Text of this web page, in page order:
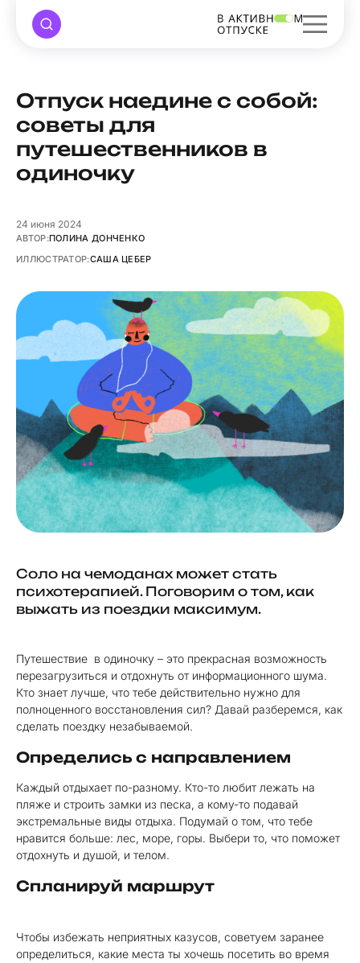
Отпуск наедине с собой:
советы для
путешественников в
одиночку
24 июня 2024
АВТОР:ПОЛИНА ДОНЧЕНКО
ИЛЛЮСТРАТОР:САША ЦЕБЕР
Соло на чемоданах может стать
психотерапией. Поговорим о том, как
выжать из поездки максимум.
Путешествие в одиночку – это прекрасная возможность
перезагрузиться и отдохнуть от информационного шума.
Кто знает лучше, что тебе действительно нужно для
полноценного восстановления сил? Давай разберемся, как
сделать поездку незабываемой.
Определись с направлением
Каждый отдыхает по-разному. Кто-то любит лежать на
пляже и строить замки из песка, а кому-то подавай
экстремальные виды отдыха. Подумай о том, что тебе
нравится больше: лес, море, горы. Выбери то, что поможет
отдохнуть и душой, и телом.
Спланируй маршрут
Чтобы избежать неприятных казусов, советуем заранее
определиться, какие места ты хочешь посетить во время